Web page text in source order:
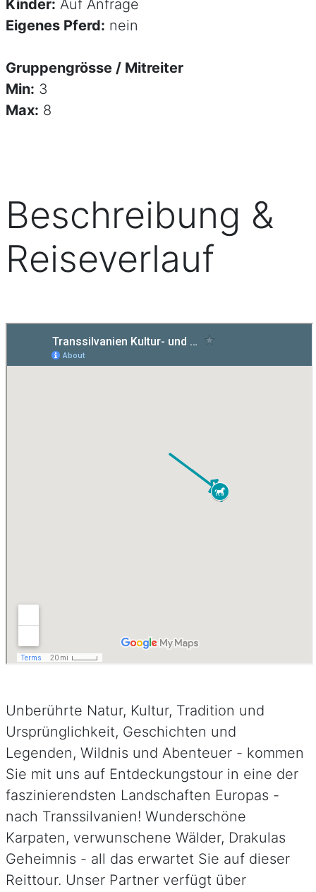
Kinder: Auf Anfrage
Eigenes Pferd: nein
Gruppengrösse / Mitreiter
Min: 3
Max: 8
Beschreibung &
Reiseverlauf
Unberührte Natur, Kultur, Tradition und
Ursprünglichkeit, Geschichten und
Legenden, Wildnis und Abenteuer - kommen
Sie mit uns auf Entdeckungstour in eine der
faszinierendsten Landschaften Europas -
nach Transsilvanien! Wunderschöne
Karpaten, verwunschene Wälder, Drakulas
Geheimnis - all das erwartet Sie auf dieser
Reittour. Unser Partner verfügt über